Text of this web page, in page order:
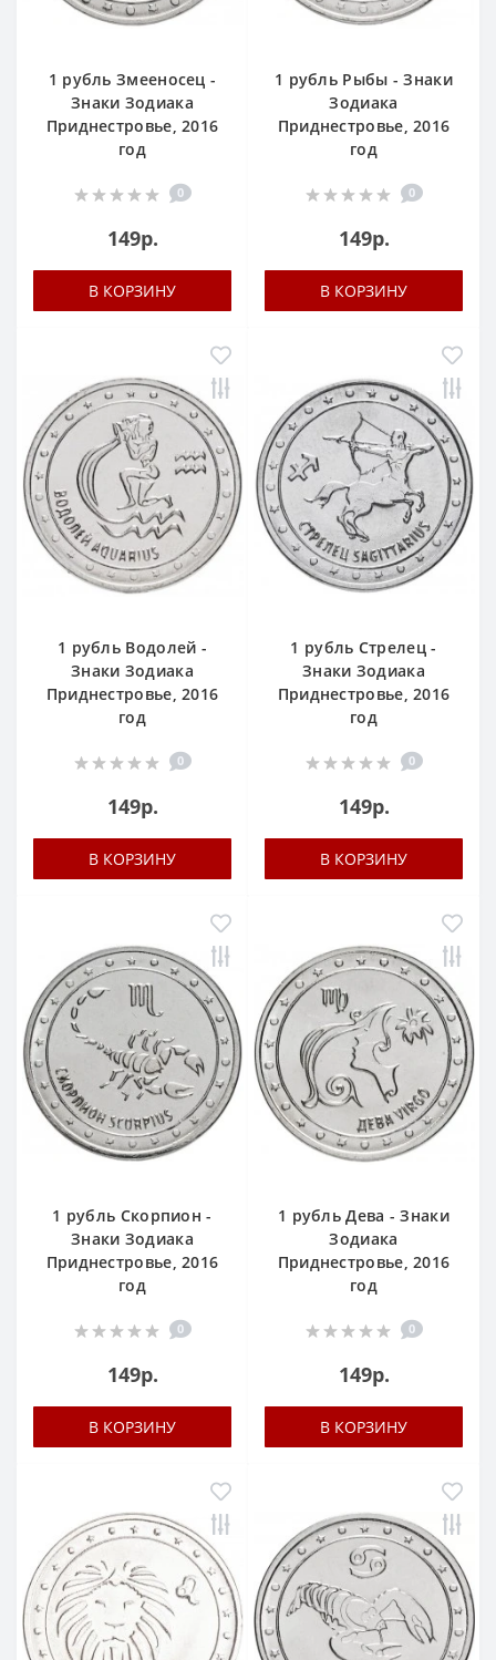
1 рубль Змееносец -
Знаки Зодиака
Приднестровье, 2016
год
0
149р.
В КОРЗИНУ
1 рубль Рыбы - Знаки
Зодиака
Приднестровье, 2016
год
0
149р.
В КОРЗИНУ
1 рубль Водолей -
Знаки Зодиака
Приднестровье, 2016
год
0
149р.
В КОРЗИНУ
1 рубль Стрелец -
Знаки Зодиака
Приднестровье, 2016
год
0
149р.
В КОРЗИНУ
1 рубль Скорпион -
Знаки Зодиака
Приднестровье, 2016
год
0
149р.
В КОРЗИНУ
1 рубль Дева - Знаки
Зодиака
Приднестровье, 2016
год
0
149р.
В КОРЗИНУ